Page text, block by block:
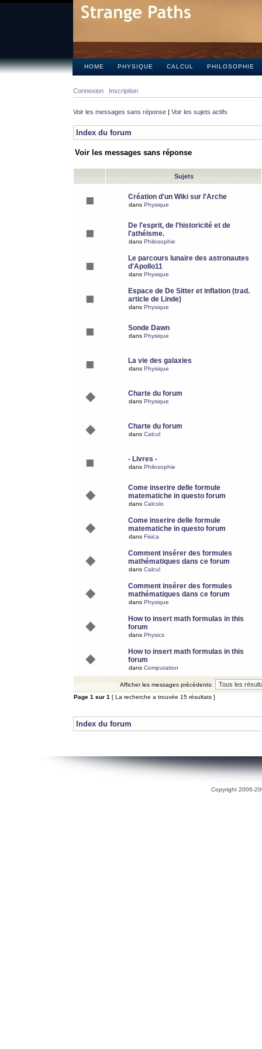
HOME PHYSIQUE CALCUL PHILOSOPHIE
Connexion Inscription
Voir les messages sans réponse | Voir les sujets actifs
Index du forum
Voir les messages sans réponse
Sujets
Création d'un Wiki sur l'Arche
dans Physique
De l'esprit, de l'historicité et de
l'athéisme.
dans Philosophie
Le parcours lunaire des astronautes
d'Apollo11
dans Physique
Espace de De Sitter et inflation (trad.
article de Linde)
dans Physique
Sonde Dawn
dans Physique
La vie des galaxies
dans Physique
Charte du forum
dans Physique
Charte du forum
dans Calcul
- Livres -
dans Philosophie
Come inserire delle formule
matematiche in questo forum
dans Calcolo
Come inserire delle formule
matematiche in questo forum
dans Fisica
Comment insérer des formules
mathématiques dans ce forum
dans Calcul
Comment insérer des formules
mathématiques dans ce forum
dans Physique
How to insert math formulas in this
forum
dans Physics
How to insert math formulas in this
forum
dans Computation
Afficher les messages précédents:
Page 1 sur 1 [ La recherche a trouvée 15 résultats ]
Index du forum
Copyright 2006-